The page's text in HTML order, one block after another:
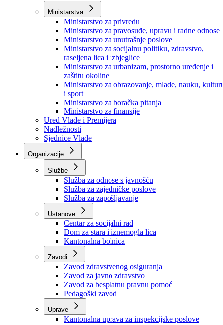
Vlada BPK Goražde
Premijer
Članovi Vlade
Ministarstva
Ministarstvo za privredu
Ministarstvo za pravosuđe, upravu i radne odnose
Ministarstvo za unutrašnje poslove
Ministarstvo za socijalnu politiku, zdravstvo,
raseljena lica i izbjeglice
Ministarstvo za urbanizam, prostorno uređenje i
zaštitu okoline
Ministarstvo za obrazovanje, mlade, nauku,
i sport
Ministarstvo za boračka pitanja
Ministarstvo za finansije
Ured Vlade i Premijera
Nadležnosti
Sjednice Vlade
Organizacije
Službe
Služba za odnose s javnošću
Služba za zajedničke poslove
Služba za zapošljavanje
Ustanove
Centar za socijalni rad
Dom za stara i iznemogla lica
Kantonalna bolnica
Zavodi
Zavod zdravstvenog osiguranja
Zavod za javno zdravstvo
Zavod za besplatnu pravnu pomoć
Pedagoški zavod